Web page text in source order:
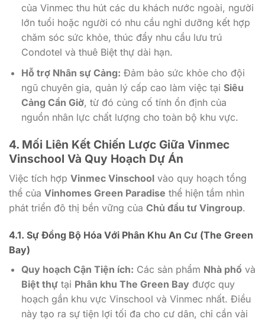
của Vinmec thu hút các du khách nước ngoài, người
lớn tuổi hoặc người có nhu cầu nghỉ dưỡng kết hợp
chăm sóc sức khỏe, thúc đẩy nhu cầu lưu trú
Condotel và thuê Biệt thự dài hạn.
Hỗ trợ Nhân sự Cảng: Đảm bảo sức khỏe cho đội
ngũ chuyên gia, quản lý cấp cao làm việc tại Siêu
Cảng Cần Giờ, từ đó củng cố tính ổn định của
nguồn nhân lực chất lượng cho toàn bộ khu vực.
4. Mối Liên Kết Chiến Lược Giữa Vinmec
Vinschool Và Quy Hoạch Dự Án
Việc tích hợp Vinmec Vinschool vào quy hoạch tổng
thể của Vinhomes Green Paradise thể hiện tầm nhìn
phát triển đô thị bền vững của Chủ đầu tư Vingroup.
4.1. Sự Đồng Bộ Hóa Với Phân Khu An Cư (The Green
Bay)
Quy hoạch Cận Tiện ích: Các sản phẩm Nhà phố và
Biệt thựtại Phân khu The Green Bayđược quy
hoạch gần khu vực Vinschool và Vinmec nhất. Điều
này tạo ra sự tiện lợi tối đa cho cư dân, chỉ cần vài